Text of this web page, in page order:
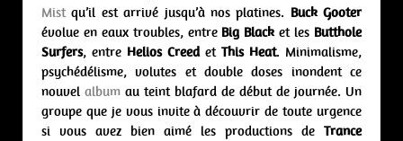
Mistqu’il est arrivé jusqu’à nos platines. Buck Gooter
évolue en eaux troubles, entre Big Blacket les Butthole
Surfers, entre Helios Creedet This Heat. Minimalisme,
psychédélisme, volutes et double doses inondent ce
nouvel album au teint blafard de début de journée. Un
groupe que je vous invite à découvrir de toute urgence
si vous avez bien aimé les productions de Trance